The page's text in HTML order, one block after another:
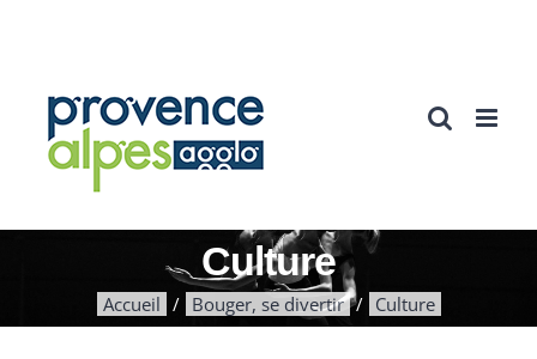
Culture
Accueil Bouger, se divertir Culture